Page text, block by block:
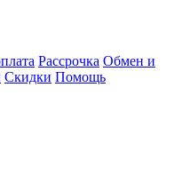
Рассрочка Обмен и
Скидки Помощь